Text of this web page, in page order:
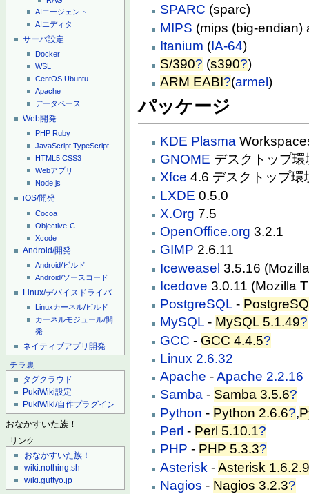
AIエージェント
AIエディタ
サーバ設定
Docker
WSL
CentOS Ubuntu
Apache
データベース
Web開発
PHP Ruby
JavaScript TypeScript
HTML5 CSS3
Webアプリ
Node.js
iOS/開発
Cocoa
Objective-C
Xcode
Android/開発
Android/ビルド
Android/ソースコード
Linux/デバイスドライバ
Linuxカーネル/ビルド
カーネルモジュール/開
発
ネイティブアプリ開発
チラ裏
タグクラウド
PukiWiki設定
PukiWiki/自作プラグイン
おなかすいた族！
リンク
おなかすいた族！
wiki.nothing.sh
wiki.guttyo.jp
SPARC (sparc)
MIPS (mips (big-endian)
Itanium (IA-64)
S/390? (s390?)
ARM EABI?(armel)
パッケージ
KDE Plasma
GNOME デスクトップ
Xfce 4.6 デスクトップ環
LXDE 0.5.0
X.Org 7.5
OpenOffice.org 3.2.1
GIMP 2.6.11
Iceweasel 3.5.16
Icedove 3.0.11 (Mozilla
PostgreSQL -
MySQL - MySQL 5.1.49?
GCC - GCC 4.4.5?
Linux 2.6.32
Apache -Apache 2.2.16
Samba - Samba 3.5.6?
Python - Python 2.6.6?,
Perl - Perl 5.10.1?
PHP - PHP 5.3.3?
Asterisk -Asterisk
Nagios - Nagios 3.2.3?